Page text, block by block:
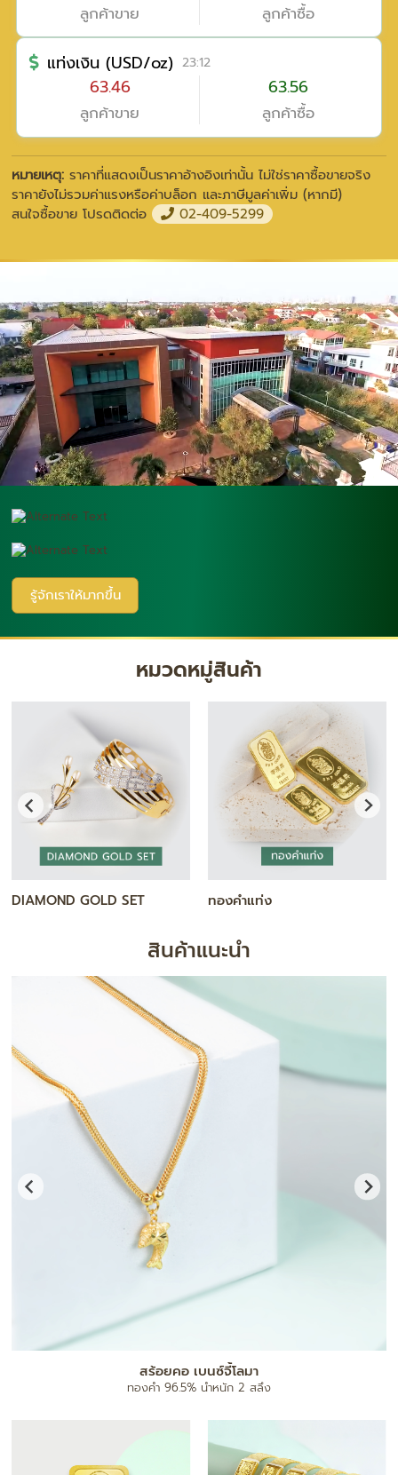
ลูกค้าขาย
ลูกค้าซื้อ
แท่งเงิน (USD/oz) 23:12
63.46
ลูกค้าขาย
63.56
ลูกค้าซื้อ
หมายเหตุ:ราคาที่แสดงเป็นราคาอ้างอิงเท่านั้น ไม่ใช่ราคาซื้อขายจริง
ราคายังไม่รวมค่าแรงหรือค่าบล็อก และภาษีมูลค่าเพิ่ม (หากมี)
สนใจซื้อขาย โปรดติดต่อ
02-409-5299
รู้จักเราให้มากขึ้น
หมวดหมู่สินค้า
สร้อยคอ กำไล / สร้อยข้อมือ
สินค้าแนะนำ
แผ่นทองมงคล
ทองคำ 96.5% น้ำหนัก 0.1 กรัม